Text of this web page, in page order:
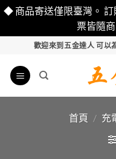
◆ 商品寄送僅限臺灣。
票皆隨
content
歡迎來到五金達人 可以
首頁 / 充